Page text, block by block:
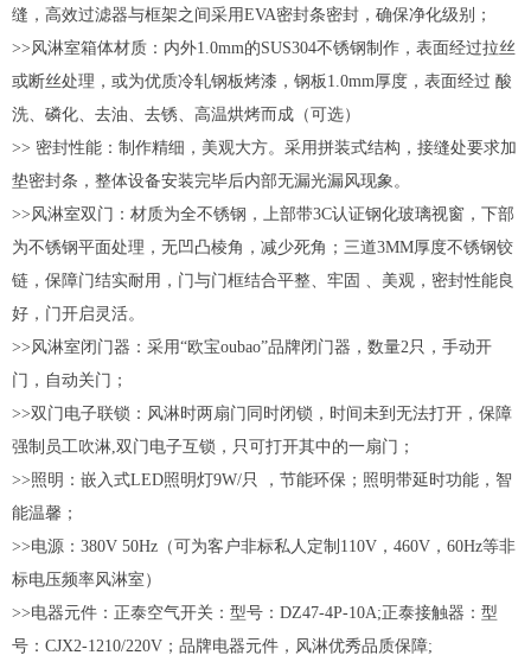
缝，高效过滤器与框架之间采用EVA密封条密封，确保净化级别；
>>风淋室箱体材质：内外1.0mm的SUS304不锈钢制作，表面经过拉丝
或断丝处理，或为优质冷轧钢板烤漆，钢板1.0mm厚度，表面经过 酸
洗、磷化、去油、去锈、高温烘烤而成（可选）
>> 密封性能：制作精细，美观大方。采用拼装式结构，接缝处要求加
垫密封条，整体设备安装完毕后内部无漏光漏风现象。
>>风淋室双门：材质为全不锈钢，上部带3C认证钢化玻璃视窗，下部
为不锈钢平面处理，无凹凸棱角，减少死角；三道3MM厚度不锈钢铰
链，保障门结实耐用，门与门框结合平整、牢固 、美观，密封性能良
好，门开启灵活。
>>风淋室闭门器：采用“欧宝oubao”品牌闭门器，数量2只，手动开
门，自动关门；
>>双门电子联锁：风淋时两扇门同时闭锁，时间未到无法打开，保障
强制员工吹淋,双门电子互锁，只可打开其中的一扇门；
>>照明：嵌入式LED照明灯9W/只 ，节能环保；照明带延时功能，智
能温馨；
>>电源：380V 50Hz（可为客户非标私人定制110V，460V，60Hz等非
标电压频率风淋室）
>>电器元件：正泰空气开关：型号：DZ47-4P-10A;正泰接触器：型
号：CJX2-1210/220V；品牌电器元件，风淋优秀品质保障;